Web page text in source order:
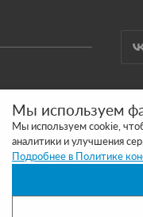
САЙТ
ОБРАЩАЕМ ВАШЕ
ДАННОМ ИНТЕРНЕТ-
ЯВЛЯЕТСЯ ПУБЛИЧНОЙ
Мы используем
Мы используем cookie,
аналитики и улучшения
Подробнее в Политике